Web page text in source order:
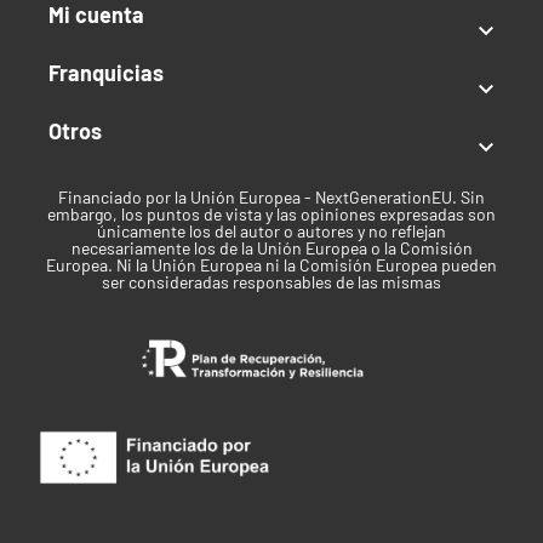
Mes de Cosecha:
Altura:Alta
Temporada/Feminizada
Índica / Sativa
Uso recomendado
Clima
Mi cuenta

Franquicias

Otros

Financiado por la Unión Europea - NextGenerationEU. Sin
embargo, los puntos de vista y las opiniones expresadas son
únicamente los del autor o autores y no reflejan
necesariamente los de la Unión Europea o la Comisión
Europea. Ni la Unión Europea ni la Comisión Europea pueden
ser consideradas responsables de las mismas